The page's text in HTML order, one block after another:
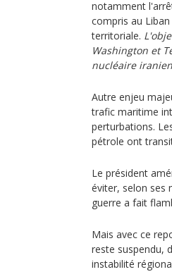
notamment
compris au
territoriale.
Washington et
nucléaire
Autre enjeu
trafic maritime
perturbations.
pétrole ont
Le président
éviter, selon ses
guerre a fait
Mais avec ce
reste suspendu,
instabilité